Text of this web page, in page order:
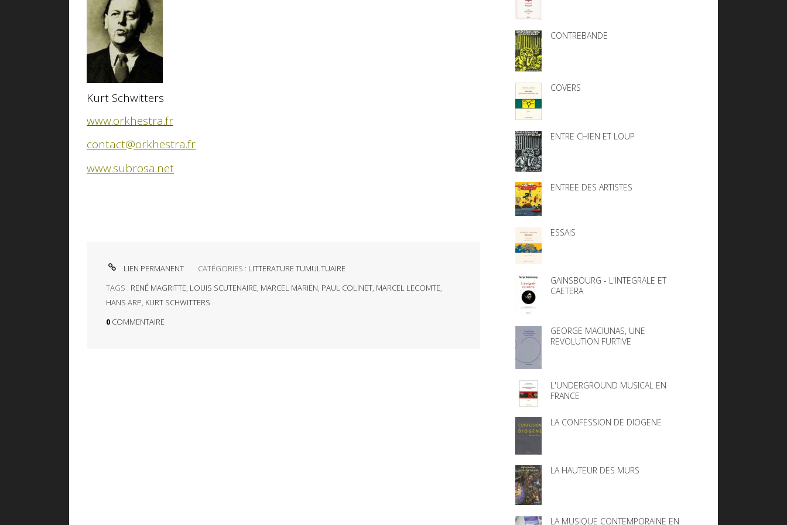
Kurt Schwitters
www.orkhestra.fr
contact@orkhestra.fr
www.subrosa.net
LIEN PERMANENT CATÉGORIES : LITTERATURE TUMULTUAIRE
TAGS : RENÉ MAGRITTE, LOUIS SCUTENAIRE, MARCEL MARIËN, PAUL COLINET, MARCEL LECOMTE,
HANS ARP, KURT SCHWITTERS
0 COMMENTAIRE
CONTREBANDE
COVERS
ENTRE CHIEN ET LOUP
ENTREE DES ARTISTES
ESSAIS
GAINSBOURG - L'INTEGRALE ET
CAETERA
GEORGE MACIUNAS, UNE
REVOLUTION FURTIVE
L'UNDERGROUND MUSICAL EN
FRANCE
LA CONFESSION DE DIOGENE
LA HAUTEUR DES MURS
LA MUSIQUE CONTEMPORAINE EN